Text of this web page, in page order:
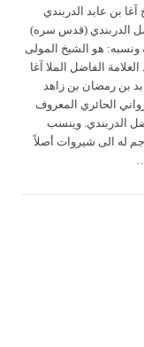
آغا بن عابد الدربندي
الدربندي (قدس سره)
ونسبه: هو الشيخ المولى
العلامة الفاضل الملا آغا
بن رمضان بن زاهد
الحائري المعروف
الدربندي. وينسب
له الى شيروات أصلاً